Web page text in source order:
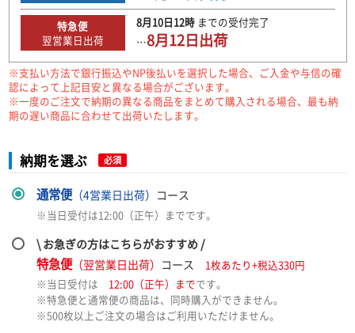
特急便
翌営業日出荷
8月10日12時までの受付完了
…8月12日出荷
※支払い方法で銀行振込やNP後払いを選択した場合、ご入金や与信の確
認によって上記目安と異なる場合がございます。
※一度のご注文で納期の異なる商品をまとめて購入される場合、最も納
期の遅い商品に合わせて出荷いたします。
納期を選ぶ 必須
通常便（4営業日出荷） コース
※当日受付は12:00（正午）までです。
\ お急ぎの方はこちらがおすすめ /
特急便（翌営業日出荷） コース
1枚あたり+税込330円
※当日受付は 12:00（正午）までです。
※特急便と通常便の商品は、同時購入ができません。
※500枚以上ご注文の場合はご利用いただけません。